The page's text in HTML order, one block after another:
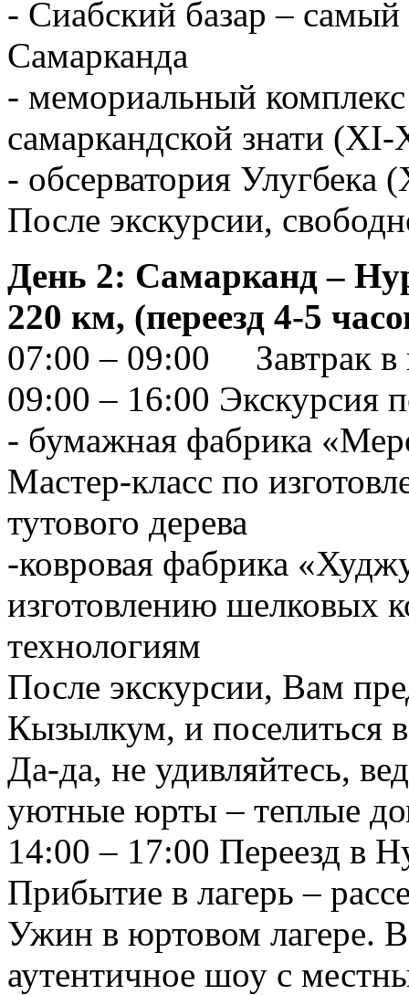
- Сиабский базар –
Самарканда
- мемориальный
самаркандской знати
- обсерватория Улугбека
После экскурсии,
День 2: Самарканд –
220 км, (переезд 4-5
07:00 – 09:00 Завтрак в
09:00 – 16:00 Экскурсия
- бумажная фабрика
Мастер-класс по
тутового дерева
-ковровая фабрика
изготовлению шелковых
технологиям
После экскурсии, Вам
Кызылкум, и поселиться
Да-да, не удивляйтесь,
уютные юрты – теплые
14:00 – 17:00 Переезд в
Прибытие в лагерь –
Ужин в юртовом лагере.
аутентичное шоу с